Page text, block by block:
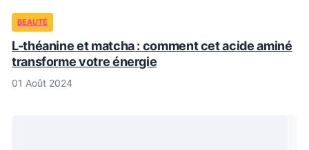
BEAUTÉ
L-théanine et matcha : comment cet acide aminé
transforme votre énergie
01 Août 2024